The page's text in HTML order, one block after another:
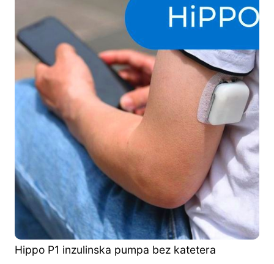
Hippo P1 inzulinska pumpa bez katetera